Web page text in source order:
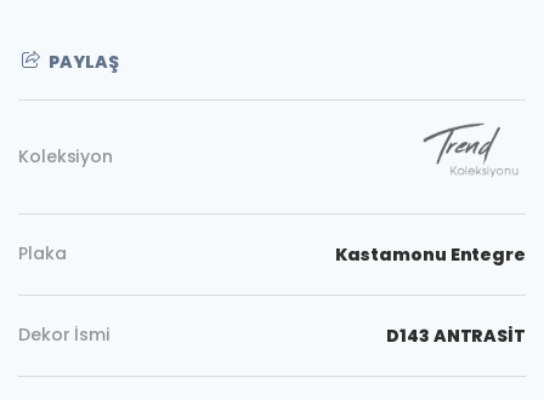
PAYLAŞ
Koleksiyon
Plaka Kastamonu Entegre
Dekor İsmi D143 ANTRASİT